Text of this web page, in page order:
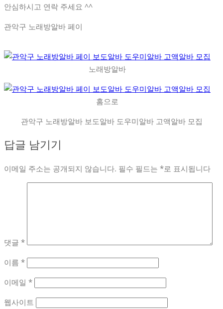
안심하시고 연락 주세요 ^^
관악구 노래방알바 페이
노래방알바
홈으로
관악구 노래방알바 보도알바 도우미알바 고액알바 모집
답글 남기기
이메일 주소는 공개되지 않습니다. 필수 필드는 *로 표시됩니다
댓글 *
이름 *
이메일 *
웹사이트